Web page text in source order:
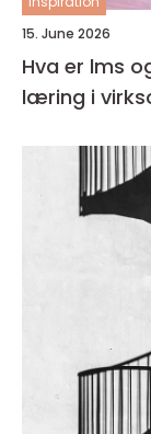
15. June 2026
Hva er lms
læring i